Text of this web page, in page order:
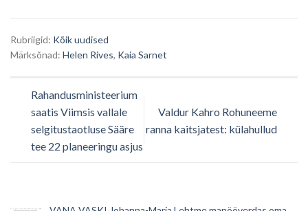
Rubriigid: Kõik uudised
Märksõnad: Helen Rives, Kaia Sarnet
Rahandusministeerium
saatis Viimsis vallale
selgitustaotluse Sääre
tee 22 planeeringu asjus
Valdur Kahro Rohuneeme
ranna kaitsjatest: külahullud